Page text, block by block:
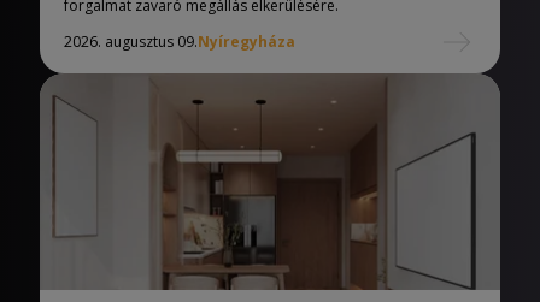
forgalmat zavaró megállás elkerülésére.
2026. augusztus 09.Nyíregyháza